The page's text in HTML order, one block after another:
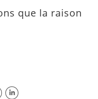
que la raison